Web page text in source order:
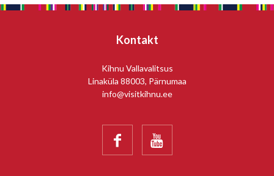
Kontakt
Kihnu Vallavalitsus
Linaküla 88003, Pärnumaa
info@visitkihnu.ee
 